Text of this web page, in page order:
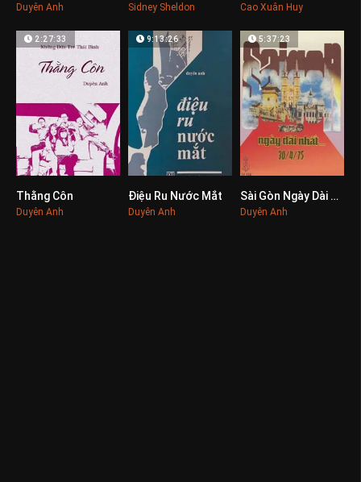
Duyên Anh Sidney Sheldon Cao Xuân Huy
2:27:33
Thằng Côn
Duyên Anh
0
9:13:26
Điệu Ru Nước Mắt
Duyên Anh
0
5:37:23
Sài Gòn Ngày Dài Nhất
Duyên Anh